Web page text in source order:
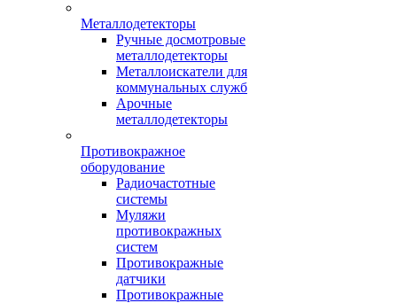
Металлодетекторы
Ручные досмотровые
металлодетекторы
Металлоискатели для
коммунальных служб
Арочные
металлодетекторы
Противокражное
оборудование
Радиочастотные
системы
Муляжи
противокражных
систем
Противокражные
датчики
Противокражные